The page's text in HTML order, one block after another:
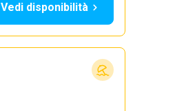
Vedi disponibilità